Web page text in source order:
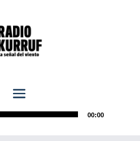
00:00